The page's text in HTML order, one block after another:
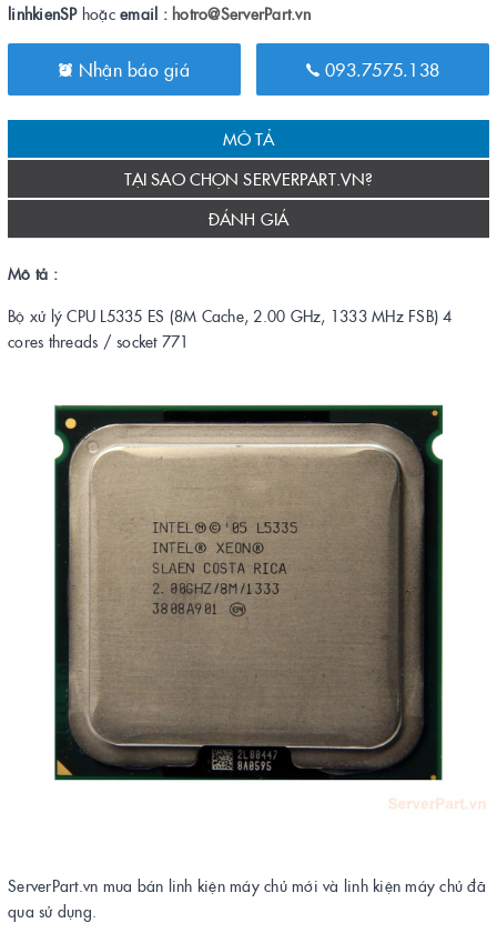
linhkienSPhoặc email : hotro@ServerPart.vn
Nhận báo giá 093.7575.138
MÔ TẢ
TẠI SAO CHỌN SERVERPART.VN?
ĐÁNH GIÁ
Mô tả :
Bộ xử lý CPU L5335 ES (8M Cache, 2.00 GHz, 1333 MHz FSB) 4
cores threads / socket 771
ServerPart.vn mua bán linh kiện máy chủ mới và linh kiện máy chủ đã
qua sử dụng.